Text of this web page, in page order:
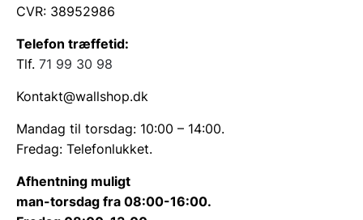
CVR: 38952986
Telefon træffetid:
Tlf. 71 99 30 98
Kontakt@wallshop.dk
Mandag til torsdag: 10:00 – 14:00.
Fredag: Telefonlukket.
Afhentning muligt
man-torsdag fra 08:00-16:00.